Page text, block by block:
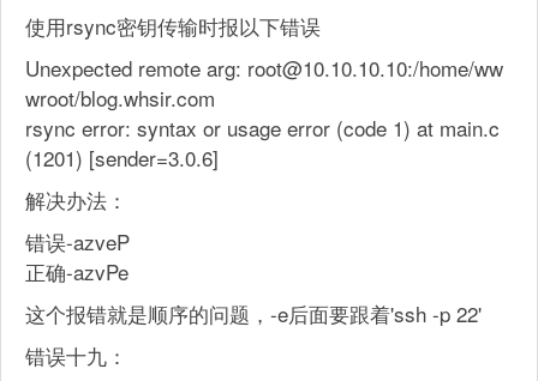
使用rsync密钥传输时报以下错误
Unexpected remote arg: root@10.10.10.10:/home/ww
wroot/blog.whsir.com
rsync error: syntax or usage error (code 1) at main.c
(1201) [sender=3.0.6]
解决办法：
错误-azveP
正确-azvPe
这个报错就是顺序的问题，-e后面要跟着'ssh -p 22'
错误十九：